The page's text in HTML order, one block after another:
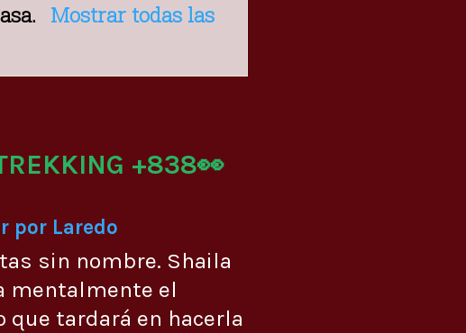
. Mostrar todas las
+838👀
por Laredo
sin nombre. Shaila
mentalmente el
que tardará en hacerla